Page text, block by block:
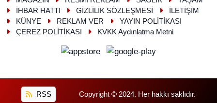
İHBAR HATTI
GİZLİLİK SÖZLEŞMESİ
İLETİŞİM
KÜNYE
REKLAM VER
YAYIN POLİTİKASI
ÇEREZ POLİTİKASI
KVKK Aydınlatma Metni
RSS Copyright © 2024. Her hakkı saklıdır.